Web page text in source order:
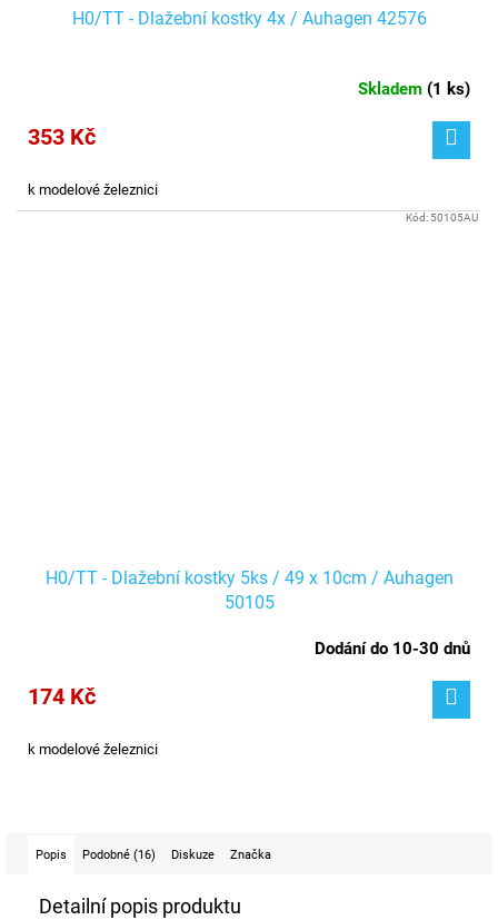
H0/TT - Dlažební kostky 4x / Auhagen 42576
Skladem (1 ks)
353 Kč
k modelové železnici
H0/TT - Dlažební kostky 5ks / 49 x 10cm / Auhagen
50105
Dodání do 10-30 dnů
174 Kč
k modelové železnici
Kód: 50105AU
Popis Podobné (16) Diskuze Značka
Detailní popis produktu